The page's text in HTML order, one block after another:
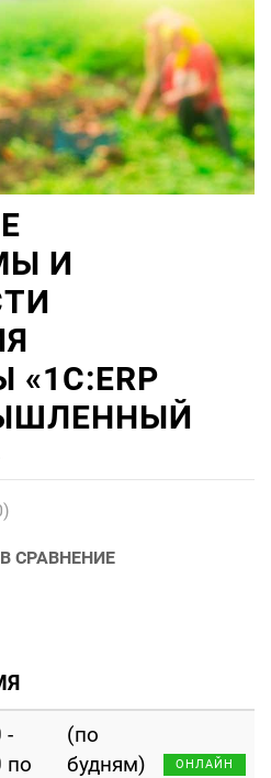
И
В СРАВНЕНИЕ
-
по
(по
будням)
ОНЛАЙН